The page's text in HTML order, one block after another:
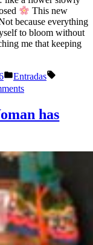
This new
because everything
to bloom without
me that keeping
Publicado
en
Entradas
has